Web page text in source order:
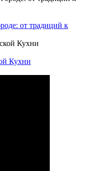
от традиций к
Кухни